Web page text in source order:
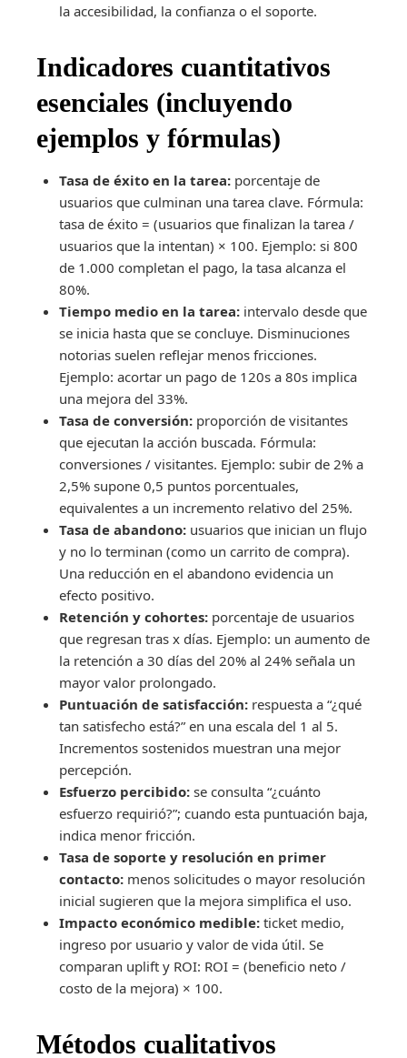
la accesibilidad, la confianza o el soporte.
Indicadores cuantitativos
esenciales (incluyendo
ejemplos y fórmulas)
Tasa de éxito en la tarea: porcentaje de
usuarios que culminan una tarea clave. Fórmula:
tasa de éxito = (usuarios que finalizan la tarea /
usuarios que la intentan) × 100. Ejemplo: si 800
de 1.000 completan el pago, la tasa alcanza el
80%.
Tiempo medio en la tarea: intervalo desde que
se inicia hasta que se concluye. Disminuciones
notorias suelen reflejar menos fricciones.
Ejemplo: acortar un pago de 120s a 80s implica
una mejora del 33%.
Tasa de conversión: proporción de visitantes
que ejecutan la acción buscada. Fórmula:
conversiones / visitantes. Ejemplo: subir de 2% a
2,5% supone 0,5 puntos porcentuales,
equivalentes a un incremento relativo del 25%.
Tasa de abandono: usuarios que inician un flujo
y no lo terminan (como un carrito de compra).
Una reducción en el abandono evidencia un
efecto positivo.
Retención y cohortes: porcentaje de usuarios
que regresan tras x días. Ejemplo: un aumento de
la retención a 30 días del 20% al 24% señala un
mayor valor prolongado.
Puntuación de satisfacción: respuesta a “¿qué
tan satisfecho está?” en una escala del 1 al 5.
Incrementos sostenidos muestran una mejor
percepción.
Esfuerzo percibido: se consulta “¿cuánto
esfuerzo requirió?”; cuando esta puntuación baja,
indica menor fricción.
Tasa de soporte y resolución en primer
contacto: menos solicitudes o mayor resolución
inicial sugieren que la mejora simplifica el uso.
Impacto económico medible: ticket medio,
ingreso por usuario y valor de vida útil. Se
comparan uplift y ROI: ROI = (beneficio neto /
costo de la mejora) × 100.
Métodos cualitativos